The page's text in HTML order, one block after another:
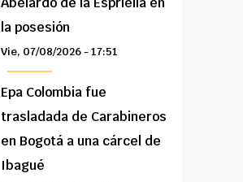
la posesión
Vie, 07/08/2026 - 17:51
Epa Colombia fue
trasladada de Carabineros
en Bogotá a una cárcel de
Ibagué